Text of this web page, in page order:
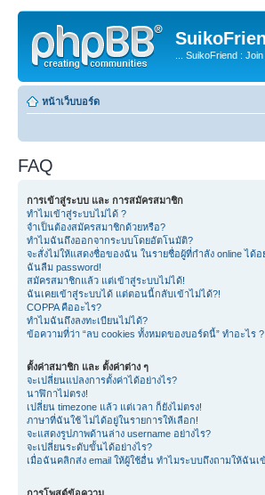
... SuikoFriend :
หน้าเว็บบอร์ด
FAQ
การเข้าสู่ระบบ และ การสมัครสมาชิก
ทำไมเข้าสู่ระบบไม่ได้ ?
จำเป็นต้องสมัครสมาชิกด้วยหรือ?
ทำไมฉันถึงออกจากระบบโดยอัตโนมัติ?
จะสั่งไม่ให้แสดงชื่อของฉัน ในรายชื่อผู้ที่กำลัง online ได้อ
ฉันลืม password!
สมัครสมาชิกแล้ว แต่เข้าสู่ระบบไม่ได้!
ฉันเคยเข้าสู่ระบบได้ แต่ตอนนี้กลับเข้าไม่ได้?!
COPPA คืออะไร?
ทำไมฉันถึงลงทะเบียนไม่ได้?
ข้อความที่ว่า “ลบ cookies ทั้งหมดของบอร์ดนี้” ทำอะไร ?
ตั้งค่าสมาชิก และ ตั้งค่าต่าง ๆ
จะเปลี่ยนแปลงการตั้งค่าได้อย่างไร?
นาฬิกาไม่ตรง!
เปลี่ยน timezone แล้ว แต่เวลา ก็ยังไม่ตรง!
ภาษาที่ฉันใช้ ไม่ได้อยู่ในรายการให้เลือก!
จะแสดงรูปภาพด้านล่าง username อย่างไร?
จะเปลี่ยนระดับขั้นได้อย่างไร?
เมื่อฉันคลิกส่ง email ให้ผู้ใช้อื่น ทำไมระบบถึงถามให้ฉันเ